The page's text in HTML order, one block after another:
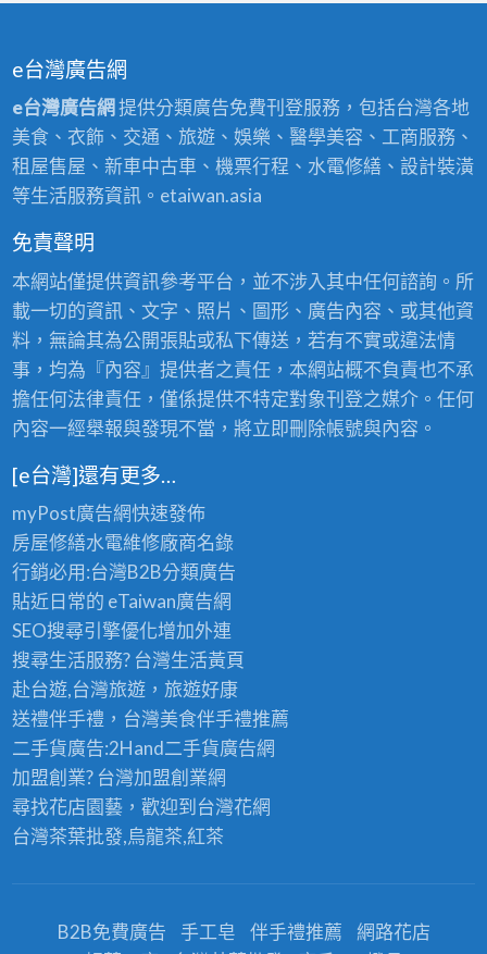
e台灣廣告網
e台灣廣告網 提供分類廣告免費刊登服務，包括台灣各地
美食、衣飾、交通、旅遊、娛樂、醫學美容、工商服務、
租屋售屋、新車中古車、機票行程、水電修繕、設計裝潢
等生活服務資訊。etaiwan.asia
免責聲明
本網站僅提供資訊參考平台，並不涉入其中任何諮詢。所
載一切的資訊、文字、照片、圖形、廣告內容、或其他資
料，無論其為公開張貼或私下傳送，若有不實或違法情
事，均為『內容』提供者之責任，本網站概不負責也不承
擔任何法律責任，僅係提供不特定對象刊登之媒介。任何
內容一經舉報與發現不當，將立即刪除帳號與內容。
[e台灣]還有更多…
myPost廣告網快速發佈
房屋修繕水電維修廠商名錄
行銷必用:台灣B2B分類廣告
貼近日常的 eTaiwan廣告網
SEO搜尋引擎優化增加外連
搜尋生活服務? 台灣生活黃頁
赴台遊,台灣旅遊，旅遊好康
送禮伴手禮，台灣美食伴手禮推薦
二手貨廣告:2Hand二手貨廣告網
加盟創業? 台灣加盟創業網
尋找花店園藝，歡迎到 台灣花網
台灣茶葉批發,烏龍茶,紅茶
B2B免費廣告 手工皂 伴手禮推薦
網路花店